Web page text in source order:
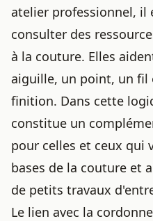
atelier professionnel, il
consulter des
à la couture. Elles
aiguille, un point, un fil
finition. Dans cette
constitue un
pour celles et ceux qui
bases de la couture et
de petits travaux
Le lien avec la